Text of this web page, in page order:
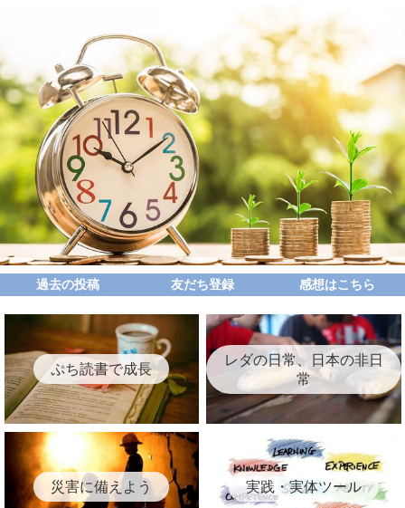
過去の投稿 友だち登録 感想はこちら
ぷち読書で成長
レダの日常、日本の非日
常
災害に備えよう 実践・実体ツール